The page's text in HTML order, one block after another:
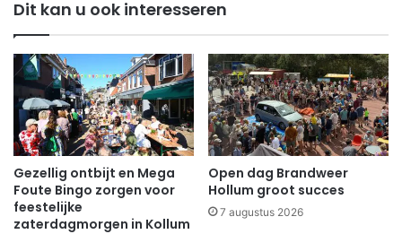
Dit kan u ook interesseren
Gezellig ontbijt en Mega
Foute Bingo zorgen voor
feestelijke
zaterdagmorgen in Kollum
Open dag Brandweer
Hollum groot succes
7 augustus 2026